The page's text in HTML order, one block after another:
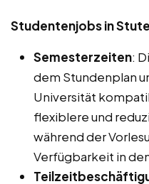
Studentenjobs in
Semesterzeiten:
dem Stundenplan
Universität
flexiblere und
während der
Verfügbarkeit in